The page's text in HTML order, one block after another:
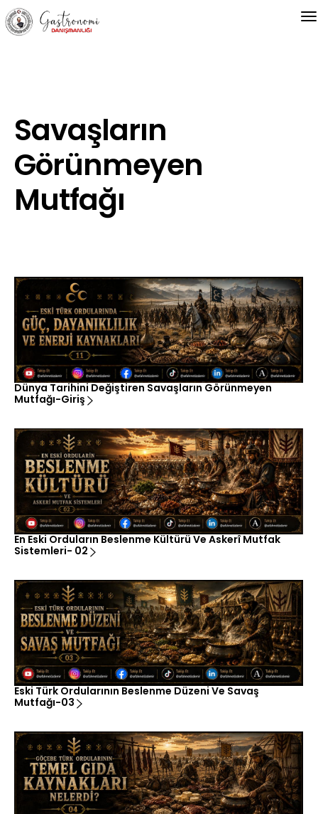
Savaşların
Görünmeyen
Mutfağı
Dünya Tarihini Değiştiren Savaşların Görünmeyen
Mutfağı-Giriş
En Eski Orduların Beslenme Kültürü Ve Askerî Mutfak
Sistemleri- 02
Eski Türk Ordularının Beslenme Düzeni Ve Savaş
Mutfağı-03